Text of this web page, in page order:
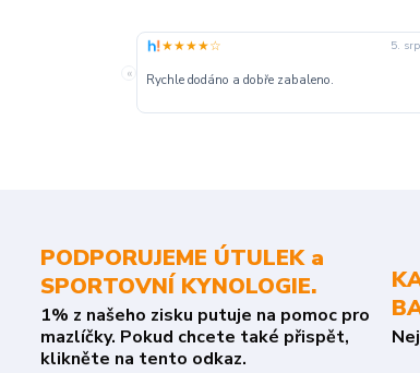
«
★★★★☆ 5.
Rychle dodáno a dobře zabaleno.
PODPORUJEME ÚTULEK a
SPORTOVNÍ KYNOLOGIE.
1% z našeho zisku putuje na pomoc pro
mazlíčky. Pokud chcete také přispět,
klikněte na tento odkaz.